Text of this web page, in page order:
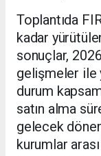
Toplantıda
kadar
sonuçlar,
gelişmeler ile
durum
satın alma
gelecek
kurumlar